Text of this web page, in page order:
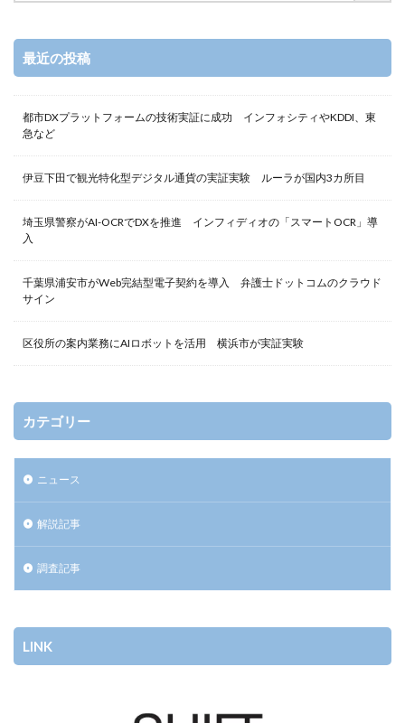
最近の投稿
都市DXプラットフォームの技術実証に成功 インフォシティやKDDI、東
急など
伊豆下田で観光特化型デジタル通貨の実証実験 ルーラが国内3カ所目
埼玉県警察がAI-OCRでDXを推進 インフィディオの「スマートOCR」導
入
千葉県浦安市がWeb完結型電子契約を導入 弁護士ドットコムのクラウド
サイン
区役所の案内業務にAIロボットを活用 横浜市が実証実験
カテゴリー
ニュース
解説記事
調査記事
LINK